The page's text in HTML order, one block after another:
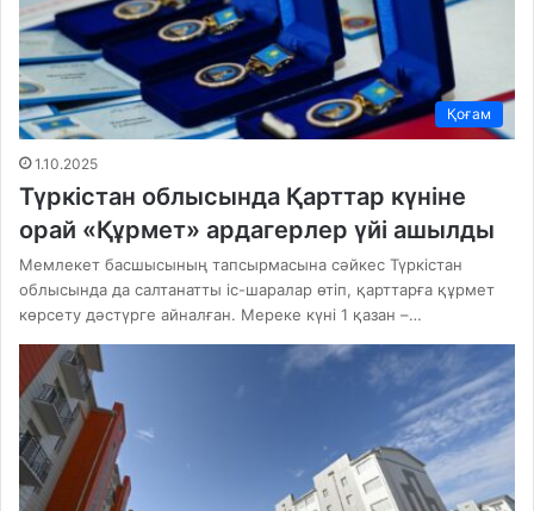
Қоғам
1.10.2025
Түркістан облысында Қарттар күніне
орай «Құрмет» ардагерлер үйі ашылды
Мемлекет басшысының тапсырмасына сәйкес Түркістан
облысында да салтанатты іс-шаралар өтіп, қарттарға құрмет
көрсету дәстүрге айналған. Мереке күні 1 қазан –…